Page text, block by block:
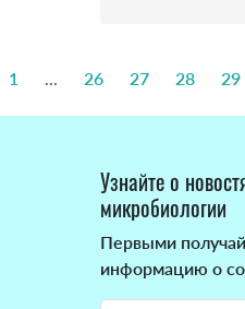
1 ... 26 27 28 29
Узнайте о
микробиологии
Первыми
информацию о